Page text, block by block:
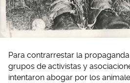
Para contrarrestar la
grupos de activistas y
intentaron abogar por los